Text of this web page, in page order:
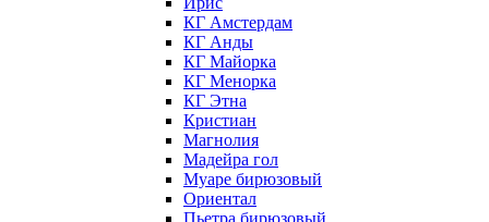
КГ Амстердам
КГ Анды
КГ Майорка
КГ Менорка
КГ Этна
Кристиан
Магнолия
Мадейра гол
Муаре бирюзовый
Ориентал
Пьетра бирюзовый